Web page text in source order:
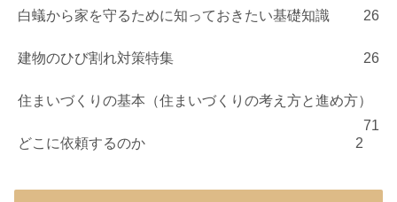
白蟻から家を守るために知っておきたい基礎知識 26
建物のひび割れ対策特集 26
住まいづくりの基本（住まいづくりの考え方と進め方）
71
どこに依頼するのか
2